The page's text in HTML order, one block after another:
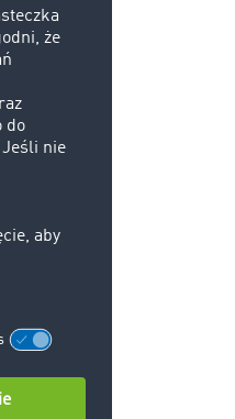
zalety
dla e-maili.
rozmowy
ma